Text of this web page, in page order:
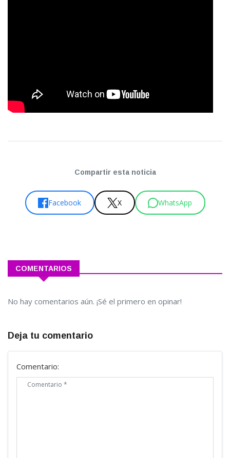
Compartir esta noticia
Facebook X WhatsApp
COMENTARIOS
No hay comentarios aún. ¡Sé el primero en opinar!
Deja tu comentario
Comentario: